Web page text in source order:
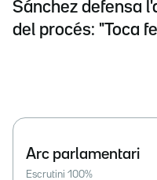
Sánchez defensa
del procés: "Toca
Arc parlamentari
Escrutini 100%